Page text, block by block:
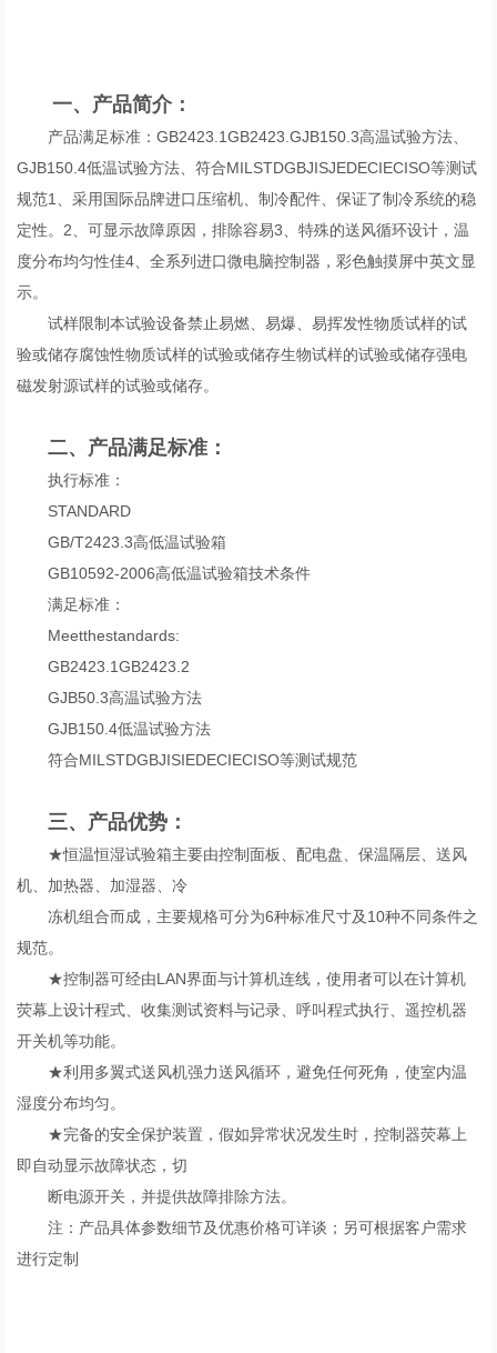
一、产品简介：
产品满足标准：GB2423.1GB2423.GJB150.3高温试验方法、
GJB150.4低温试验方法、符合MILSTDGBJISJEDECIECISO等测试
规范1、采用国际品牌进口压缩机、制冷配件、保证了制冷系统的稳
定性。2、可显示故障原因，排除容易3、特殊的送风循环设计，温
度分布均匀性佳4、全系列进口微电脑控制器，彩色触摸屏中英文显
示。
试样限制本试验设备禁止易燃、易爆、易挥发性物质试样的试
验或储存腐蚀性物质试样的试验或储存生物试样的试验或储存强电
磁发射源试样的试验或储存。
二、产品满足标准：
执行标准：
STANDARD
GB/T2423.3高低温试验箱
GB10592-2006高低温试验箱技术条件
满足标准：
Meetthestandards:
GB2423.1GB2423.2
GJB50.3高温试验方法
GJB150.4低温试验方法
符合MILSTDGBJISIEDECIECISO等测试规范
三、产品优势：
★恒温恒湿试验箱主要由控制面板、配电盘、保温隔层、送风
机、加热器、加湿器、冷
冻机组合而成，主要规格可分为6种标准尺寸及10种不同条件之
规范。
★控制器可经由LAN界面与计算机连线，使用者可以在计算机
荧幕上设计程式、收集测试资料与记录、呼叫程式执行、遥控机器
开关机等功能。
★利用多翼式送风机强力送风循环，避免任何死角，使室内温
湿度分布均匀。
★完备的安全保护装置，假如异常状况发生时，控制器荧幕上
即自动显示故障状态，切
断电源开关，并提供故障排除方法。
注：产品具体参数细节及优惠价格可详谈；另可根据客户需求
进行定制